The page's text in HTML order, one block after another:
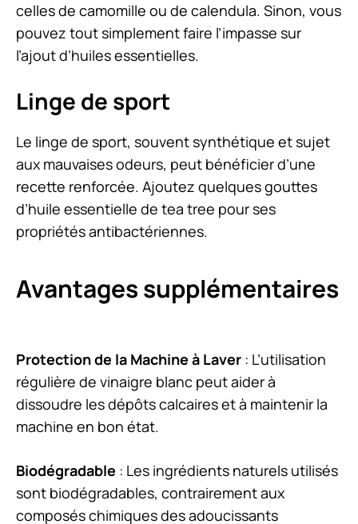
celles de camomille ou de calendula. Sinon, vous
pouvez tout simplement faire l’impasse sur
l’ajout d’huiles essentielles.
Linge de sport
Le linge de sport, souvent synthétique et sujet
aux mauvaises odeurs, peut bénéficier d’une
recette renforcée. Ajoutez quelques gouttes
d’huile essentielle de tea tree pour ses
propriétés antibactériennes.
Avantages supplémentaires
Protection de la Machine à Laver : L’utilisation
régulière de vinaigre blanc peut aider à
dissoudre les dépôts calcaires et à maintenir la
machine en bon état.
Biodégradable : Les ingrédients naturels utilisés
sont biodégradables, contrairement aux
composés chimiques des adoucissants